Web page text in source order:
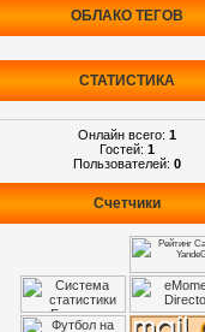
ОБЛАКО ТЕГОВ
СТАТИСТИКА
Онлайн всего: 1
Гостей: 1
Пользователей: 0
Счетчики